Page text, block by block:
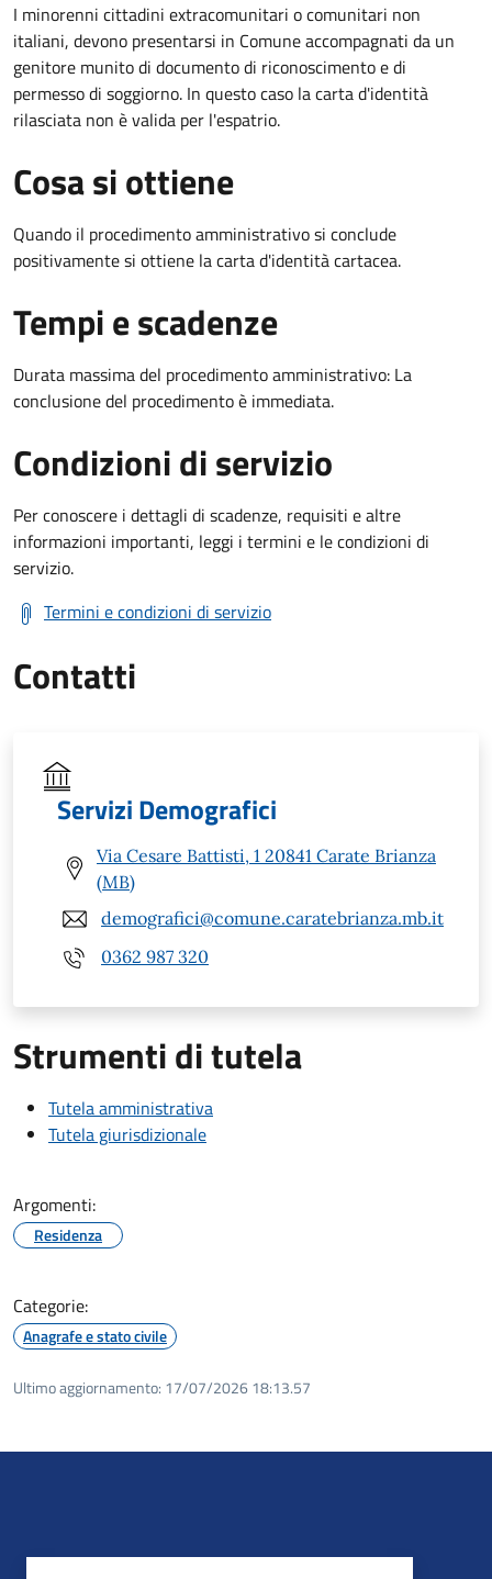
I minorenni cittadini extracomunitari o comunitari non
italiani, devono presentarsi in Comune accompagnati da un
genitore munito di documento di riconoscimento e di
permesso di soggiorno. In questo caso la carta d'identità
rilasciata non è valida per l'espatrio.
Cosa si ottiene
Quando il procedimento amministrativo si conclude
positivamente si ottiene la carta d'identità cartacea.
Tempi e scadenze
Durata massima del procedimento amministrativo: La
conclusione del procedimento è immediata.
Condizioni di servizio
Per conoscere i dettagli di scadenze, requisiti e altre
informazioni importanti, leggi i termini e le condizioni di
servizio.
Termini e condizioni di servizio
Contatti
Servizi Demografici
Via Cesare Battisti, 1 20841 Carate Brianza
(MB)
demografici@comune.caratebrianza.mb.it
0362 987 320
Strumenti di tutela
Tutela amministrativa
Tutela giurisdizionale
Argomenti:
Residenza
Categorie:
Anagrafe e stato civile
Ultimo aggiornamento: 17/07/2026 18:13.57